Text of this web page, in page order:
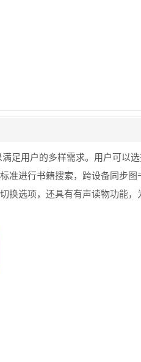
足用户的多样需求。用户可以选
准进行书籍搜索，跨设备同步图
换选项，还具有有声读物功能，